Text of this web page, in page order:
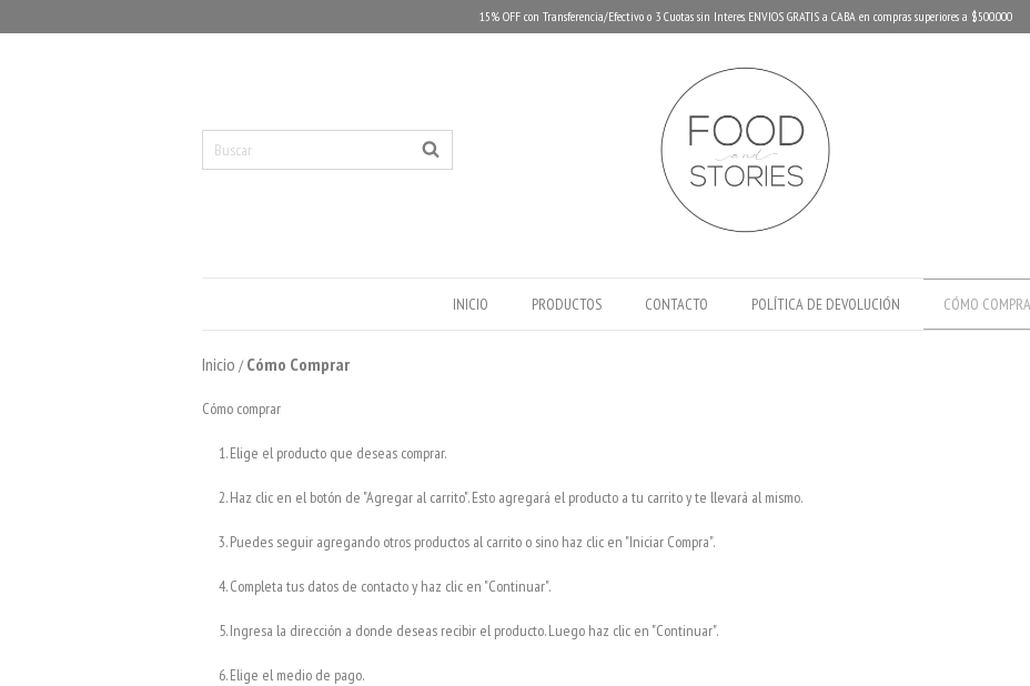
15% OFF con Transferencia/Efectivo o 3 Cuotas sin Interes. ENVIOS GRATIS a CABA en compras superiores a $500.000
INICIO PRODUCTOS CONTACTO POLÍTICA DE DEVOLUCIÓN CÓMO
Inicio / Cómo Comprar
Cómo comprar
Elige el producto que deseas comprar.
Haz clic en el botón de "Agregar al carrito". Esto agregará el producto a tu carrito y te llevará al mismo.
Puedes seguir agregando otros productos al carrito o sino haz clic en "Iniciar Compra".
Completa tus datos de contacto y haz clic en "Continuar".
Ingresa la dirección a donde deseas recibir el producto. Luego haz clic en "Continuar".
Elige el medio de pago.